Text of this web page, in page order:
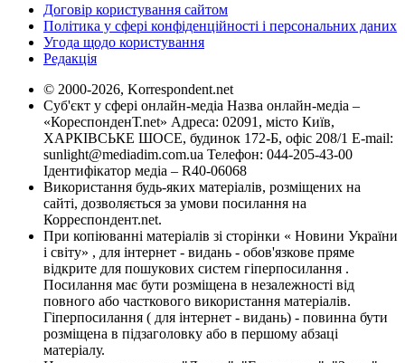
Договір користування сайтом
Політика у сфері конфіденційності і персональних даних
Угода щодо користування
Редакція
© 2000-2026, Korrespondent.net
Суб'єкт у сфері онлайн-медіа Назва онлайн-медіа –
«КореспонденТ.net» Адреса: 02091, місто Київ,
ХАРКІВСЬКЕ ШОСЕ, будинок 172-Б, офіс 208/1 E-mail:
sunlight@mediadim.com.ua Телефон: 044-205-43-00
Ідентифікатор медіа – R40-06068
Використання будь-яких матеріалів, розміщених на
сайті, дозволяється за умови посилання на
Корреспондент.net.
При копіюванні матеріалів зі сторінки « Новини України
і світу» , для інтернет - видань - обов'язкове пряме
відкрите для пошукових систем гіперпосилання .
Посилання має бути розміщена в незалежності від
повного або часткового використання матеріалів.
Гіперпосилання ( для інтернет - видань) - повинна бути
розміщена в підзаголовку або в першому абзаці
матеріалу.